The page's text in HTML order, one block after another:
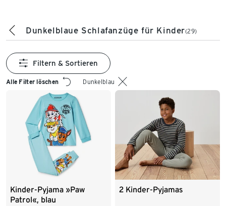
Dunkelblaue Schlafanzüge für Kinder(29)
Alle Filter löschen Dunkelblau
Filtern & Sortieren
Kinder-Pyjama »Paw
Patrol«, blau
2 Kinder-Pyjamas